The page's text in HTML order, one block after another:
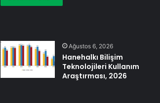
Ağustos 6, 2026
Hanehalkı Bilişim
Teknolojileri Kullanım
Araştırması, 2026